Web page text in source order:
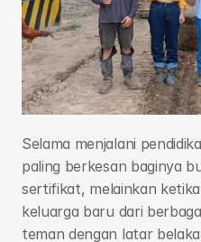
Selama menjalani
paling berkesan baginya
sertifikat, melainkan
keluarga baru dari
teman dengan latar